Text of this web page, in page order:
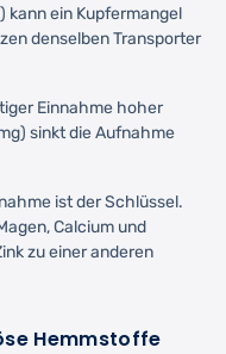
kann ein Kupfermangel
denselben Transporter
Einnahme hoher
sinkt die Aufnahme
ist der Schlüssel.
Calcium und
zu einer anderen
Hemmstoffe